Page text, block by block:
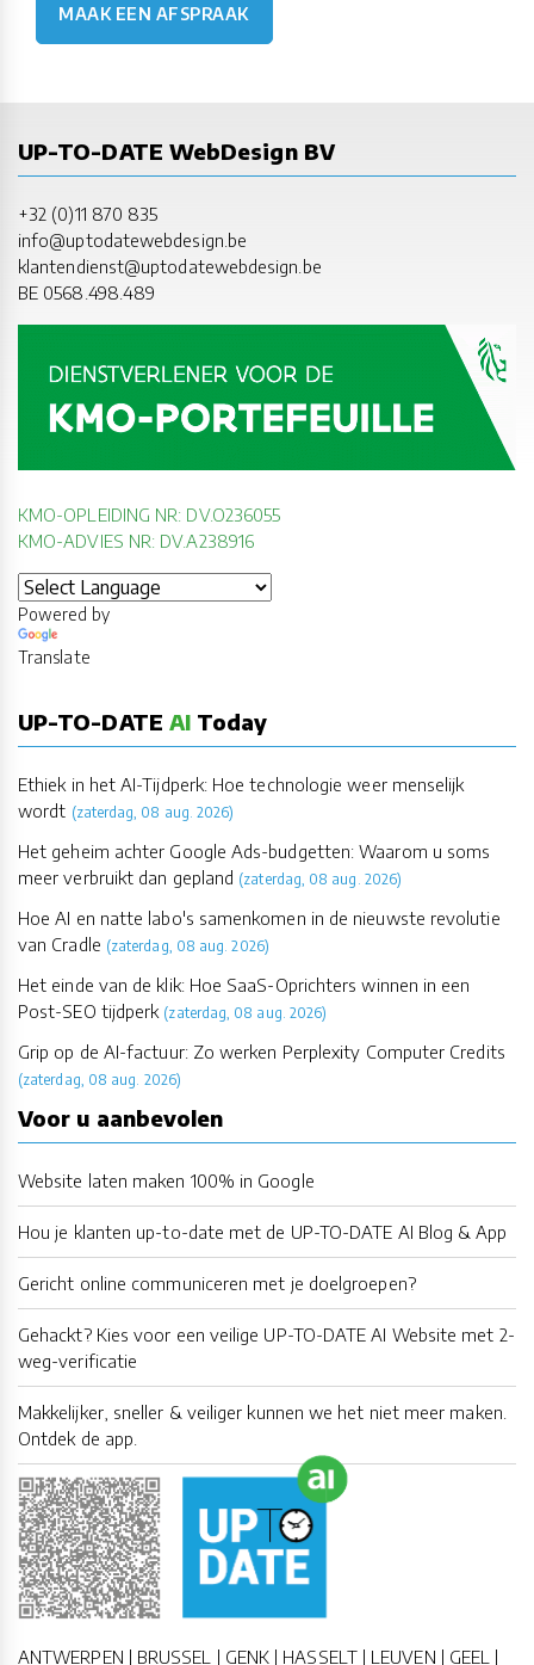
MAAK EEN AFSPRAAK
UP-TO-DATE WebDesign BV
+32 (0)11 870 835
info@uptodatewebdesign.be
klantendienst@uptodatewebdesign.be
BE 0568.498.489
KMO-OPLEIDING NR: DV.O236055
KMO-ADVIES NR: DV.A238916
Powered by
Translate
UP-TO-DATE AI Today
Ethiek in het AI-Tijdperk: Hoe technologie weer menselijk
wordt (zaterdag, 08 aug. 2026)
Het geheim achter Google Ads-budgetten: Waarom u soms
meer verbruikt dan gepland (zaterdag, 08 aug. 2026)
Hoe AI en natte labo's samenkomen in de nieuwste revolutie
van Cradle (zaterdag, 08 aug. 2026)
Het einde van de klik: Hoe SaaS-Oprichters winnen in een
Post-SEO tijdperk (zaterdag, 08 aug. 2026)
Grip op de AI-factuur: Zo werken Perplexity Computer Credits
(zaterdag, 08 aug. 2026)
Voor u aanbevolen
Website laten maken 100% in Google
Hou je klanten up-to-date met de UP-TO-DATE AI Blog & App
Gericht online communiceren met je doelgroepen?
Gehackt? Kies voor een veilige UP-TO-DATE AI Website met 2-
weg-verificatie
Makkelijker, sneller & veiliger kunnen we het niet meer maken.
Ontdek de app.
ANTWERPEN | BRUSSEL | GENK | HASSELT | LEUVEN | GEEL |